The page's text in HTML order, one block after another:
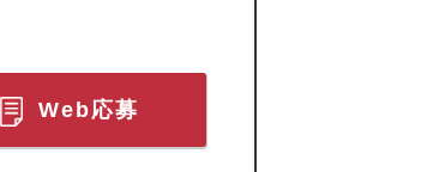
Web応募